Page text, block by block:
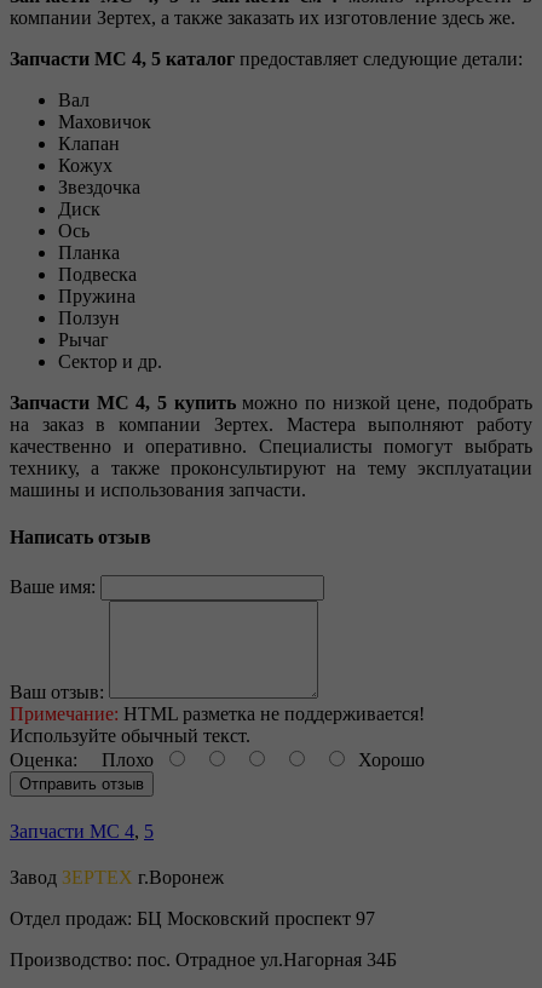
компании Зертех, а также заказать их изготовление здесь же.
Запчасти МС 4, 5 каталог предоставляет следующие детали:
Вал
Маховичок
Клапан
Кожух
Звездочка
Диск
Ось
Планка
Подвеска
Пружина
Ползун
Рычаг
Сектор и др.
Запчасти МС 4, 5 купитьможно по низкой цене, подобрать
на заказ в компании Зертех. Мастера выполняют работу
качественно и оперативно. Специалисты помогут выбрать
технику, а также проконсультируют на тему эксплуатации
машины и использования запчасти.
Написать отзыв
Ваше имя:
Ваш отзыв:
Примечание: HTML разметка не поддерживается!
Используйте обычный текст.
Оценка: Плохо Хорошо
Отправить отзыв
Запчасти МС 4, 5
Завод ЗЕРТЕХ г.Воронеж
Отдел продаж: БЦ Московский проспект 97
Производство: пос. Отрадное ул.Нагорная 34Б